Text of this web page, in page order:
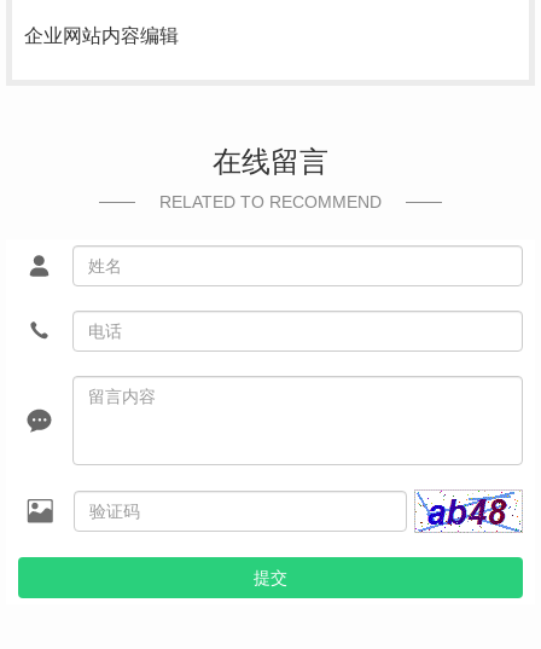
企业网站内容编辑
在线留言
RELATED TO RECOMMEND
提交